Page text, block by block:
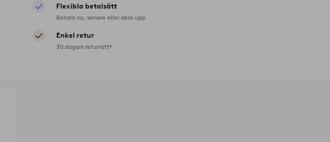
Flexibla betalsätt
Betala nu, senare eller dela upp
Enkel retur
30 dagars returrätt*